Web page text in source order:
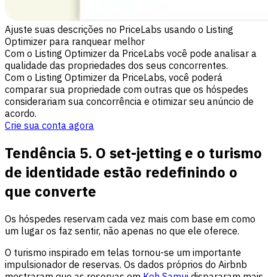
Ajuste suas descrições no PriceLabs usando o Listing
Optimizer para ranquear melhor
Com o Listing Optimizer da PriceLabs você pode analisar a
qualidade das propriedades dos seus concorrentes.
Com o Listing Optimizer da PriceLabs, você poderá
comparar sua propriedade com outras que os hóspedes
considerariam sua concorrência e otimizar seu anúncio de
acordo.
Crie sua conta agora
Tendência 5. O set-jetting e o turismo
de identidade estão redefinindo o
que converte
Os hóspedes reservam cada vez mais com base em como
um lugar os faz sentir, não apenas no que ele oferece.
O turismo inspirado em telas tornou-se um importante
impulsionador de reservas. Os dados próprios do Airbnb